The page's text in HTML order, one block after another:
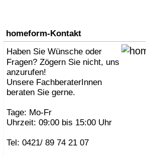
homeform-Kontakt
Haben Sie Wünsche oder
Fragen? Zögern Sie nicht, uns
anzurufen!
Unsere FachberaterInnen
beraten Sie gerne.
Tage: Mo-Fr
Uhrzeit: 09:00 bis 15:00 Uhr
Tel: 0421/ 89 74 21 07